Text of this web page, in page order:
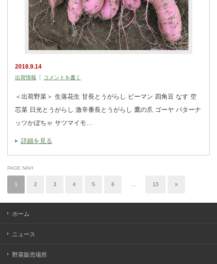
2018.9.14
出荷情報 コメントを書く
＜出荷野菜＞ 生落花生 甘長とうがらし ピーマン 四角豆 なす 空
芯菜 日光とうがらし 激辛番長とうがらし 鷹の爪 ゴーヤ バターナ
ッツかぼちゃ サツマイモ…
詳細を見る
PAGE NAVI
1 2 3 4 5 6 13 »
ホーム
ニュース
野菜販売場所